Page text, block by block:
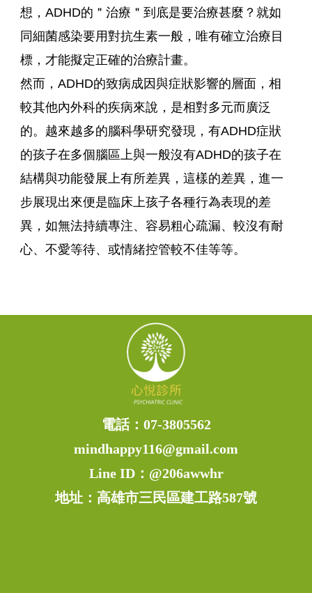
想，ADHD的＂治療＂到底是要治療甚麼？就如
同細菌感染要用對抗生素一般，唯有確立治療目
標，才能擬定正確的治療計畫。
然而，ADHD的致病成因與症狀影響的層面，相
較其他內外科的疾病來說，是相對多元而廣泛
的。越來越多的腦科學研究發現，有ADHD症狀
的孩子在多個腦區上與一般沒有ADHD的孩子在
結構與功能發展上有所差異，這樣的差異，進一
步展現出來便是臨床上孩子各種行為表現的差
異，如無法持續專注、容易粗心疏漏、較沒有耐
心、不愛等待、或情緒控管較不佳等等。
電話： 07-3805562
mindhappy116@gmail.com
Line ID： @206awwhr
地址：高雄市三民區建工路587號